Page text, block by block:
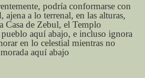
podría conformarse con
ajena a lo terrenal, en las alturas,
Casa de Zebul, el Templo
aquí abajo, e incluso ignora
en lo celestial mientras no
aquí abajo.